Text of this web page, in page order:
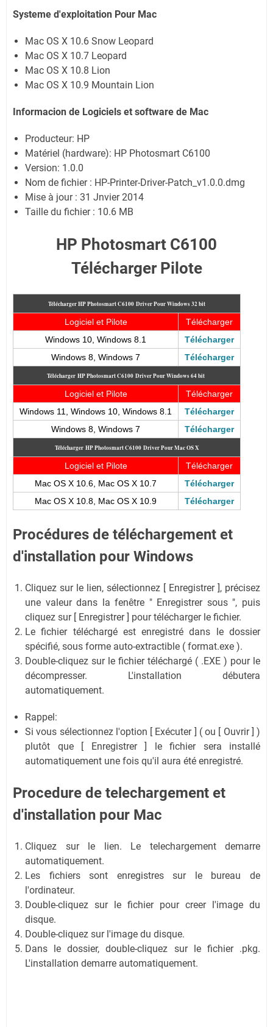
Systeme d'exploitation Pour Mac
Mac OS X 10.6 Snow Leopard
Mac OS X 10.7 Leopard
Mac OS X 10.8 Lion
Mac OS X 10.9 Mountain Lion
Informacion de Logiciels et software de Mac
Producteur: HP
Matériel (hardware): HP Photosmart C6100
Version: 1.0.0
Nom de fichier : HP-Printer-Driver-Patch_v1.0.0.dmg
Mise à jour : 31 Jnvier 2014
Taille du fichier : 10.6 MB
HP Photosmart C6100
Télécharger Pilote
Télécharger HP Photosmart C6100 Driver Pour Windows 32 bit
Logiciel et Pilote
Télécharger
Windows 10, Windows 8.1
Télécharger
Windows 8, Windows 7
Télécharger
Télécharger HP Photosmart C6100 Driver Pour Windows 64 bit
Logiciel et Pilote
Télécharger
Windows 11, Windows 10, Windows 8.1
Télécharger
Windows 8, Windows 7
Télécharger
Télécharger HP Photosmart C6100 Driver Pour Mac OS X
Logiciel et Pilote
Télécharger
Mac OS X 10.6, Mac OS X 10.7
Télécharger
Mac OS X 10.8, Mac OS X 10.9
Télécharger
Procédures de téléchargement et
d'installation pour Windows
Cliquez sur le lien, sélectionnez [ Enregistrer ], précisez
une valeur dans la fenêtre " Enregistrer sous ", puis
cliquez sur [ Enregistrer ] pour télécharger le fichier.
Le fichier téléchargé est enregistré dans le dossier
spécifié, sous forme auto-extractible ( format.exe ).
Double-cliquez sur le fichier téléchargé ( .EXE ) pour le
décompresser. L'installation débutera
automatiquement.
Rappel:
Si vous sélectionnez l'option [ Exécuter ] ( ou [ Ouvrir ] )
plutôt que [ Enregistrer ] le fichier sera installé
automatiquement une fois qu'il aura été enregistré.
Procedure de telechargement et
d'installation pour Mac
Cliquez sur le lien. Le telechargement demarre
automatiquement.
Les fichiers sont enregistres sur le bureau de
l'ordinateur.
Double-cliquez sur le fichier pour creer l'image du
disque.
Double-cliquez sur l'image du disque.
Dans le dossier, double-cliquez sur le fichier .pkg.
L'installation demarre automatiquement.